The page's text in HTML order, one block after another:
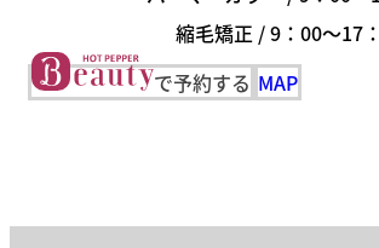
縮毛矯正 / 9：00～17
で予約する MAP